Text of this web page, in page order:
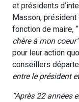
et présidents
Masson, président
fonction de maire, “
chère à mon
pour leur action
conseillers
entre le président
“Après 22 années